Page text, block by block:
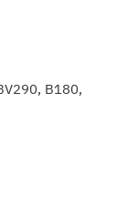
B180,